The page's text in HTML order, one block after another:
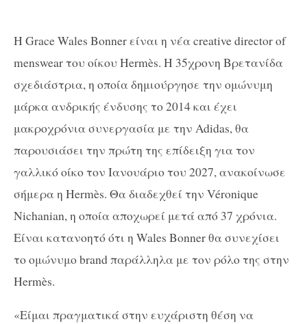
Η Grace Wales Bonner είναι η νέα creative director of
menswear του οίκου Hermès. Η 35χρονη Βρετανίδα
σχεδιάστρια, η οποία δημιούργησε την ομώνυμη
μάρκα ανδρικής ένδυσης το 2014 και έχει
μακροχρόνια συνεργασία με την Adidas, θα
παρουσιάσει την πρώτη της επίδειξη για τον
γαλλικό οίκο τον Ιανουάριο του 2027, ανακοίνωσε
σήμερα η Hermès. Θα διαδεχθεί την Véronique
Nichanian, η οποία αποχωρεί μετά από 37 χρόνια.
Είναι κατανοητό ότι η Wales Bonner θα συνεχίσει
το ομώνυμο brand παράλληλα με τον ρόλο της στην
Hermès.
«Είμαι πραγματικά στην ευχάριστη θέση να